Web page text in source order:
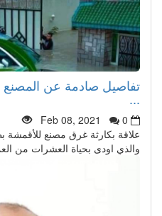
تفاصيل صادمة عن المصنع
Feb 08, 2021
0
علاقة بكارثة غرق مصنع للأقمشة
والذي اودى بحياة العشرات من